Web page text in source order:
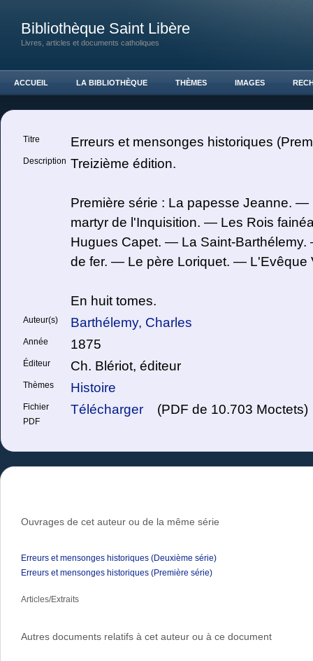
Bibliothèque Saint Libère
Livres, articles et documents catholiques
ACCUEIL LA BIBLIOTHÈQUE THÈMES IMAGES
Titre Erreurs et mensonges historiques
Description Treizième édition.
Première série : La papesse Jeanne.
martyr de l'Inquisition. — Les Rois
Hugues Capet. — La Saint-
de fer. — Le père Loriquet. — L'Evêque
En huit tomes.
Auteur(s) Barthélemy, Charles
Année 1875
Éditeur Ch. Blériot, éditeur
Thèmes Histoire
Fichier
PDF
Télécharger (PDF de 10.703 Moctets)
Ouvrages de cet auteur ou de la même série
Erreurs et mensonges historiques (Deuxième série)
Erreurs et mensonges historiques (Première série)
Articles/Extraits
Autres documents relatifs à cet auteur ou à ce document